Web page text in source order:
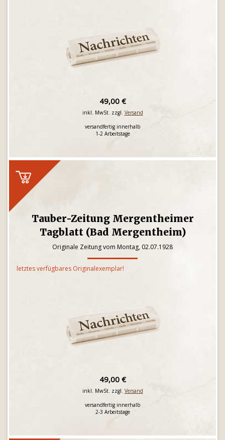
49,00 €
inkl. MwSt. zzgl. Versand
versandfertig innerhalb
1-2 Arbeitstage
Tauber-Zeitung Mergentheimer
Tagblatt (Bad Mergentheim)
Originale Zeitung vom Montag, 02.07.1928
letztes verfügbares Originalexemplar!
49,00 €
inkl. MwSt. zzgl. Versand
versandfertig innerhalb
2-3 Arbeitstage